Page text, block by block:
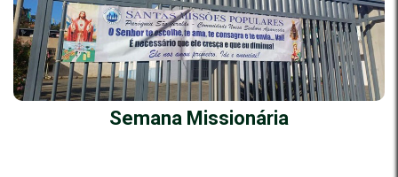
Semana Missionária